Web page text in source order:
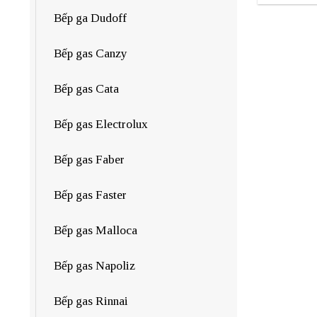
Bếp ga Dudoff
Bếp gas Canzy
Bếp gas Cata
Bếp gas Electrolux
Bếp gas Faber
Bếp gas Faster
Bếp gas Malloca
Bếp gas Napoliz
Bếp gas Rinnai